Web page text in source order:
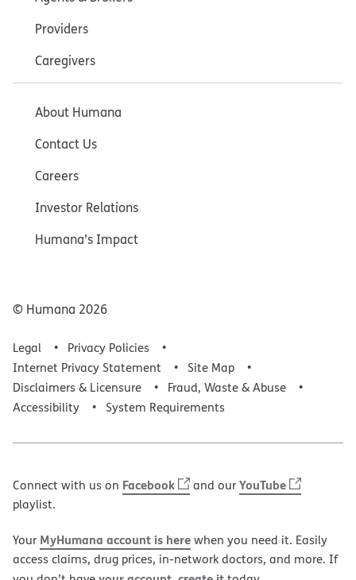
Providers
Caregivers
About Humana
Contact Us
Careers
Investor Relations
Humana’s Impact
© Humana 2026
Legal
Privacy Policies
Internet Privacy Statement
Site Map
Disclaimers & Licensure
Fraud, Waste & Abuse
Accessibility
System Requirements
Connect with us on Facebook and ourYouTube
playlist.
Your MyHumana account is herewhen you need it. Easily
access claims, drug prices, in-network doctors, and more. If